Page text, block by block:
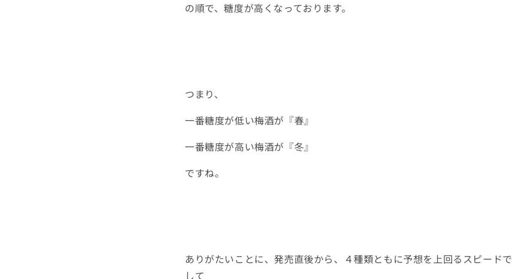
の順で、糖度が高くなっております。
つまり、
一番糖度が低い梅酒が『春』
一番糖度が高い梅酒が『冬』
ですね。
ありがたいことに、発売直後から、 ４種類ともに予想を上回るスピードで
して